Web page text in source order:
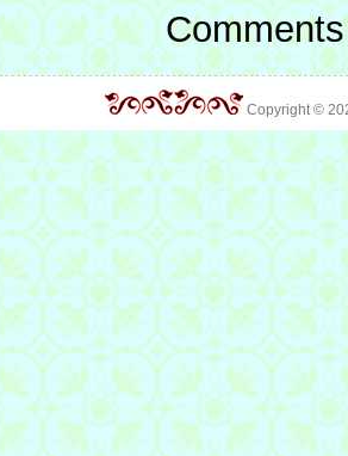
Copyright ©